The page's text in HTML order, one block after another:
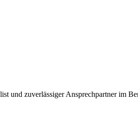
und zuverlässiger Ansprechpartner im